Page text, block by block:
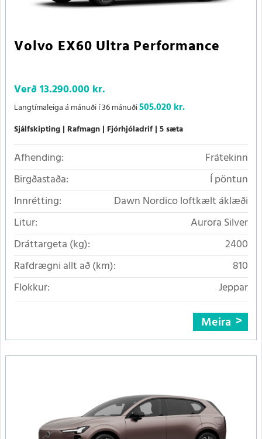
Volvo EX60 Ultra Performance
Verð13.290.000 kr.
Langtímaleiga á mánuði í 36 mánuði505.020 kr.
Sjálfskipting Rafmagn Fjórhjóladrif 5 sæta
Afhending:
Frátekinn
Birgðastaða:
Í pöntun
Innrétting:
Dawn Nordico loftkælt áklæði
Litur:
Aurora Silver
Dráttargeta (kg):
2400
Rafdrægni allt að (km):
810
Flokkur:
Jeppar
Meira